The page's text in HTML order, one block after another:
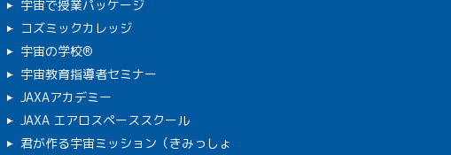
宇宙で授業パッケージ
コズミックカレッジ
宇宙の学校®
宇宙教育指導者セミナー
JAXAアカデミー
JAXA エアロスペーススクール
君が作る宇宙ミッション（きみっしょ